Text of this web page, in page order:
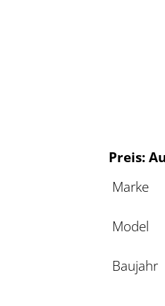
Preis:
Marke
Model
Baujahr